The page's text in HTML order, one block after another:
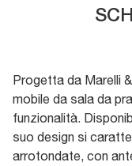
Progetta da Marelli
mobile da sala da
funzionalità.
suo design si
arrotondate, con